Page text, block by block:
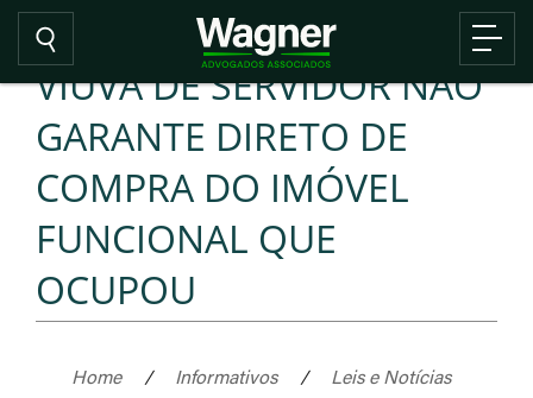
VIÚVA DE SERVIDOR NÃO
GARANTE DIRETO DE
COMPRA DO IMÓVEL
FUNCIONAL QUE
OCUPOU
Home / Informativos /
Leis e Notícias